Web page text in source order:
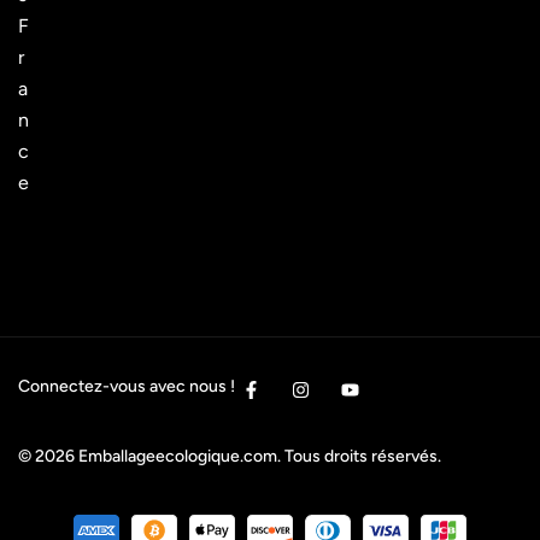
F
r
a
n
c
e
Connectez-vous avec nous !
© 2026 Emballageecologique.com. Tous droits réservés.